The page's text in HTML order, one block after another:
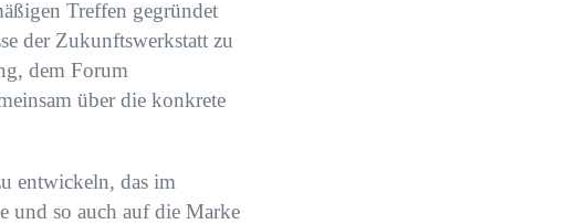
Treffen gegründet
der Zukunftswerkstatt zu
dem Forum
über die konkrete
entwickeln, das im
und so auch auf die Marke